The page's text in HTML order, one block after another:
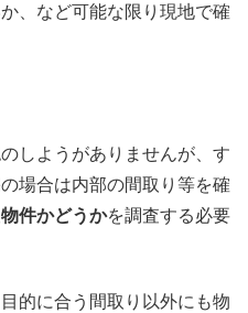
、など可能な限り現地で確
しようがありませんが、す
場合は内部の間取り等を確
件かどうかを調査する必要
的に合う間取り以外にも物